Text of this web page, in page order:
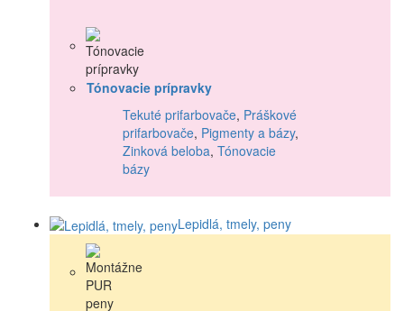
Tónovacie prípravky
Tekuté prifarbovače, Práškové
prifarbovače, Pigmenty a bázy,
Zinková beloba, Tónovacie
bázy
Lepidlá, tmely, peny